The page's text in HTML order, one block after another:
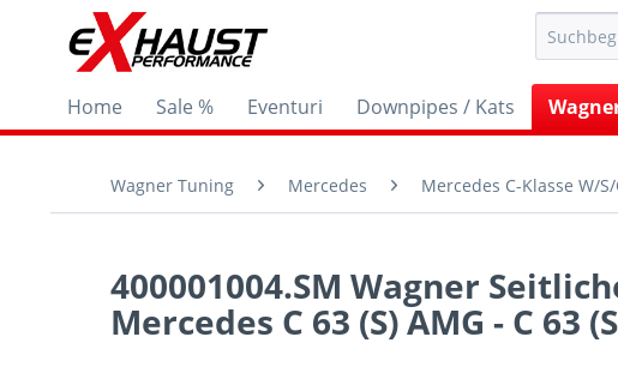
Home Sale % Eventuri Downpipes / Kats
Wagner Tuning Mercedes Mercedes C-Klasse W/
400001004.SM Wagner
Mercedes C 63 (S) AMG - C 63